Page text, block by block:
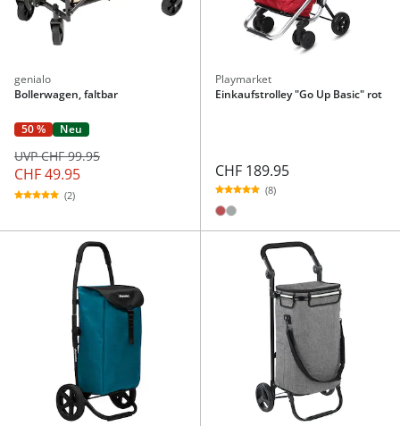
genialo
Bollerwagen, faltbar
50 % Neu
CHF 49.95
UVP CHF 99.95
(2)
Playmarket
Einkaufstrolley "Go Up Basic" rot
CHF 189.95
(8)